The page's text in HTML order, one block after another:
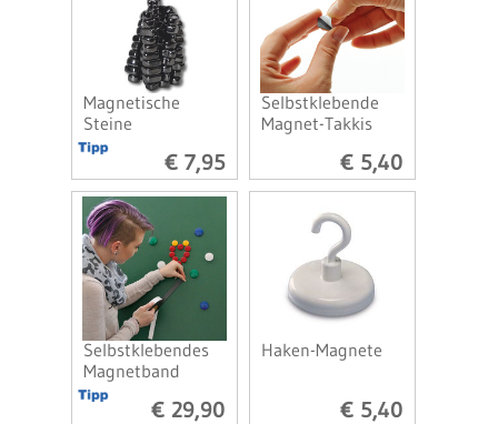
Magnetische
Steine
€ 7,95
Selbstklebende
Magnet-Takkis
€ 5,40
Selbstklebendes
Magnetband
€ 29,90
Haken-Magnete
€ 5,40